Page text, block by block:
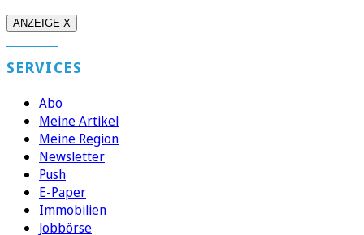
ANZEIGE X
SERVICES
Abo
Meine Artikel
Meine Region
Newsletter
Push
E-Paper
Immobilien
Jobbörse